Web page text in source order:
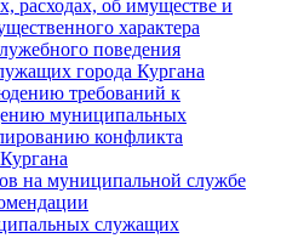
расходах, об имуществе и
характера
поведения
города Кургана
требований к
муниципальных
конфликта
на муниципальной службе
служащих